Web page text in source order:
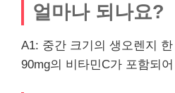
얼마나 되나요?
A1: 중간 크기의 생오렌지
90mg의 비타민C가 포함되